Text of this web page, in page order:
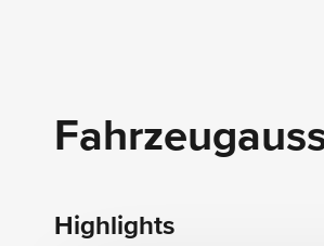
Highlights